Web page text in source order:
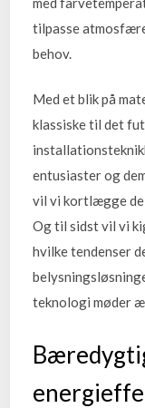
tilpasse
behov.
Med et blik på
klassiske til det
entusiaster og
vil vi kortlægge
Og til sidst vil vi
hvilke tendenser
teknologi møder